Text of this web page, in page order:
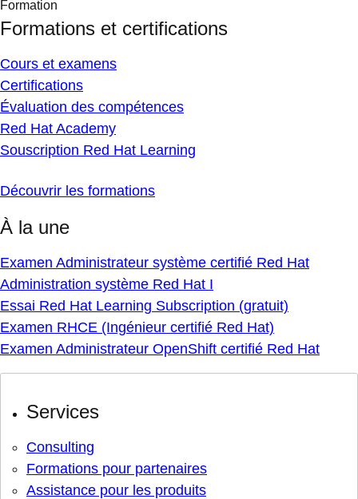
Formation
Formations et certifications
Cours et examens
Certifications
Évaluation des compétences
Red Hat Academy
Souscription Red Hat Learning
Découvrir les formations
À la une
Examen Administrateur système certifié Red Hat
Administration système Red Hat I
Essai Red Hat Learning Subscription (gratuit)
Examen RHCE (Ingénieur certifié Red Hat)
Examen Administrateur OpenShift certifié Red Hat
Services
Consulting
Formations pour partenaires
Assistance pour les produits